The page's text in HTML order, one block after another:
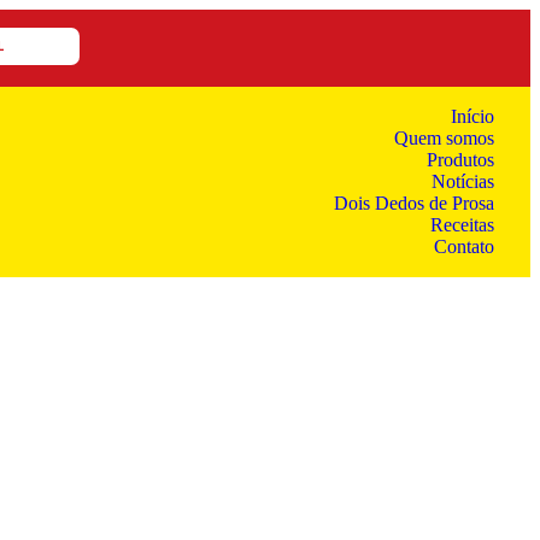
Início
Quem somos
Produtos
Notícias
Dois Dedos de Prosa
Receitas
Contato